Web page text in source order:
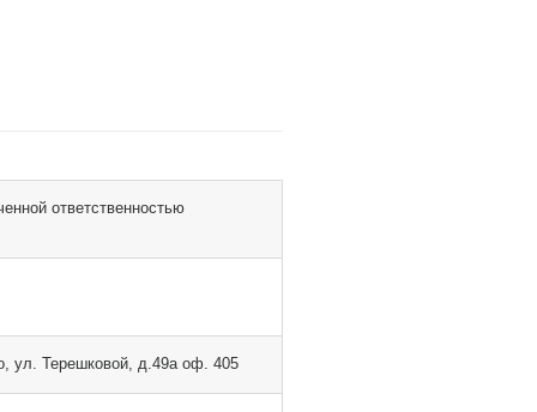
ответственностью
ул. Терешковой, д.49а оф. 405